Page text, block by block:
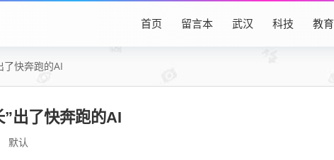
首页 留言本 武汉 科技 教育
了快奔跑的AI
出了快奔跑的AI
默认